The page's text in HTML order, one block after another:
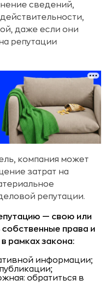
сведений,
даже если они
репутации
компания может
затрат на
репутации.
— свою или
права и
рамках закона:
информации;
обратиться в